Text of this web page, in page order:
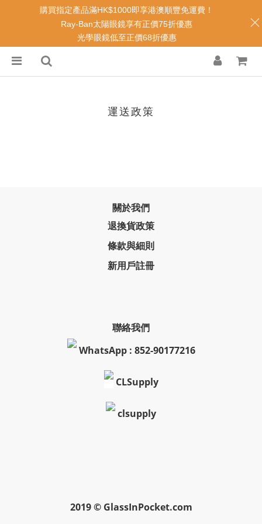
運送政策
關於我們
退換貨政策
條款與細則
新用戶註冊
聯絡我們
WhatsApp : 852-90177216
CLSupply
clsupply
2019 © GlassInPocket.com
購買指定產品滿HK$1000即享港澳順豐免運費！
Ray-Ban太陽眼鏡享有正價75折優惠
光學眼鏡低至正價68折優惠